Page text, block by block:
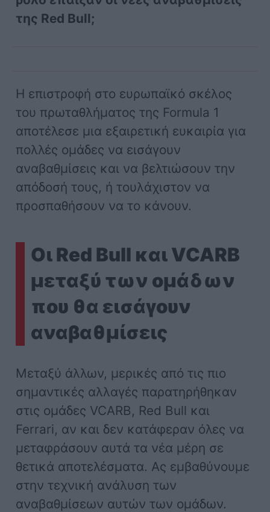
της Red Bull;
Η επιστροφή στο ευρωπαϊκό σκέλος
του πρωταθλήματος της Formula 1
αποτέλεσε μια εξαιρετική ευκαιρία για
πολλές ομάδες να εισάγουν
αναβαθμίσεις και να βελτιώσουν την
απόδοσή τους, ή τουλάχιστον να
προσπαθήσουν να το κάνουν.
Οι Red Bull και VCARB
μεταξύ των ομάδων
που θα εισάγουν
αναβαθμίσεις
Μεταξύ άλλων, μερικές από τις πιο
σημαντικές αλλαγές παρατηρήθηκαν
στις ομάδες VCARB, Red Bull και
Ferrari, αν και δεν κατάφεραν όλες να
μεταφράσουν αυτά τα νέα μέρη σε
θετικά αποτελέσματα. Ας εμβαθύνουμε
στην τεχνική ανάλυση των
αναβαθμίσεων αυτών των ομάδων.